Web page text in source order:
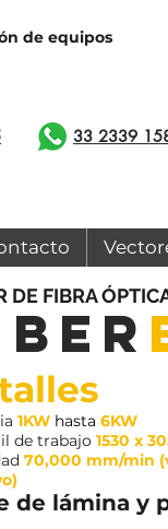
de equipos
33 2339
DE FIBRA
1KW hasta 6KW
de trabajo 1530 x
70,000 mm/min
de lámina y